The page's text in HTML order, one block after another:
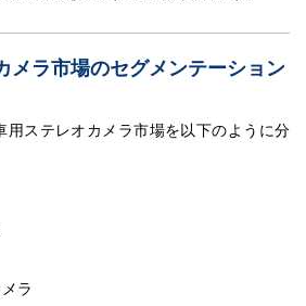
メラ市場のセグメンテーション
用ステレオカメラ市場を以下のように分
ラ